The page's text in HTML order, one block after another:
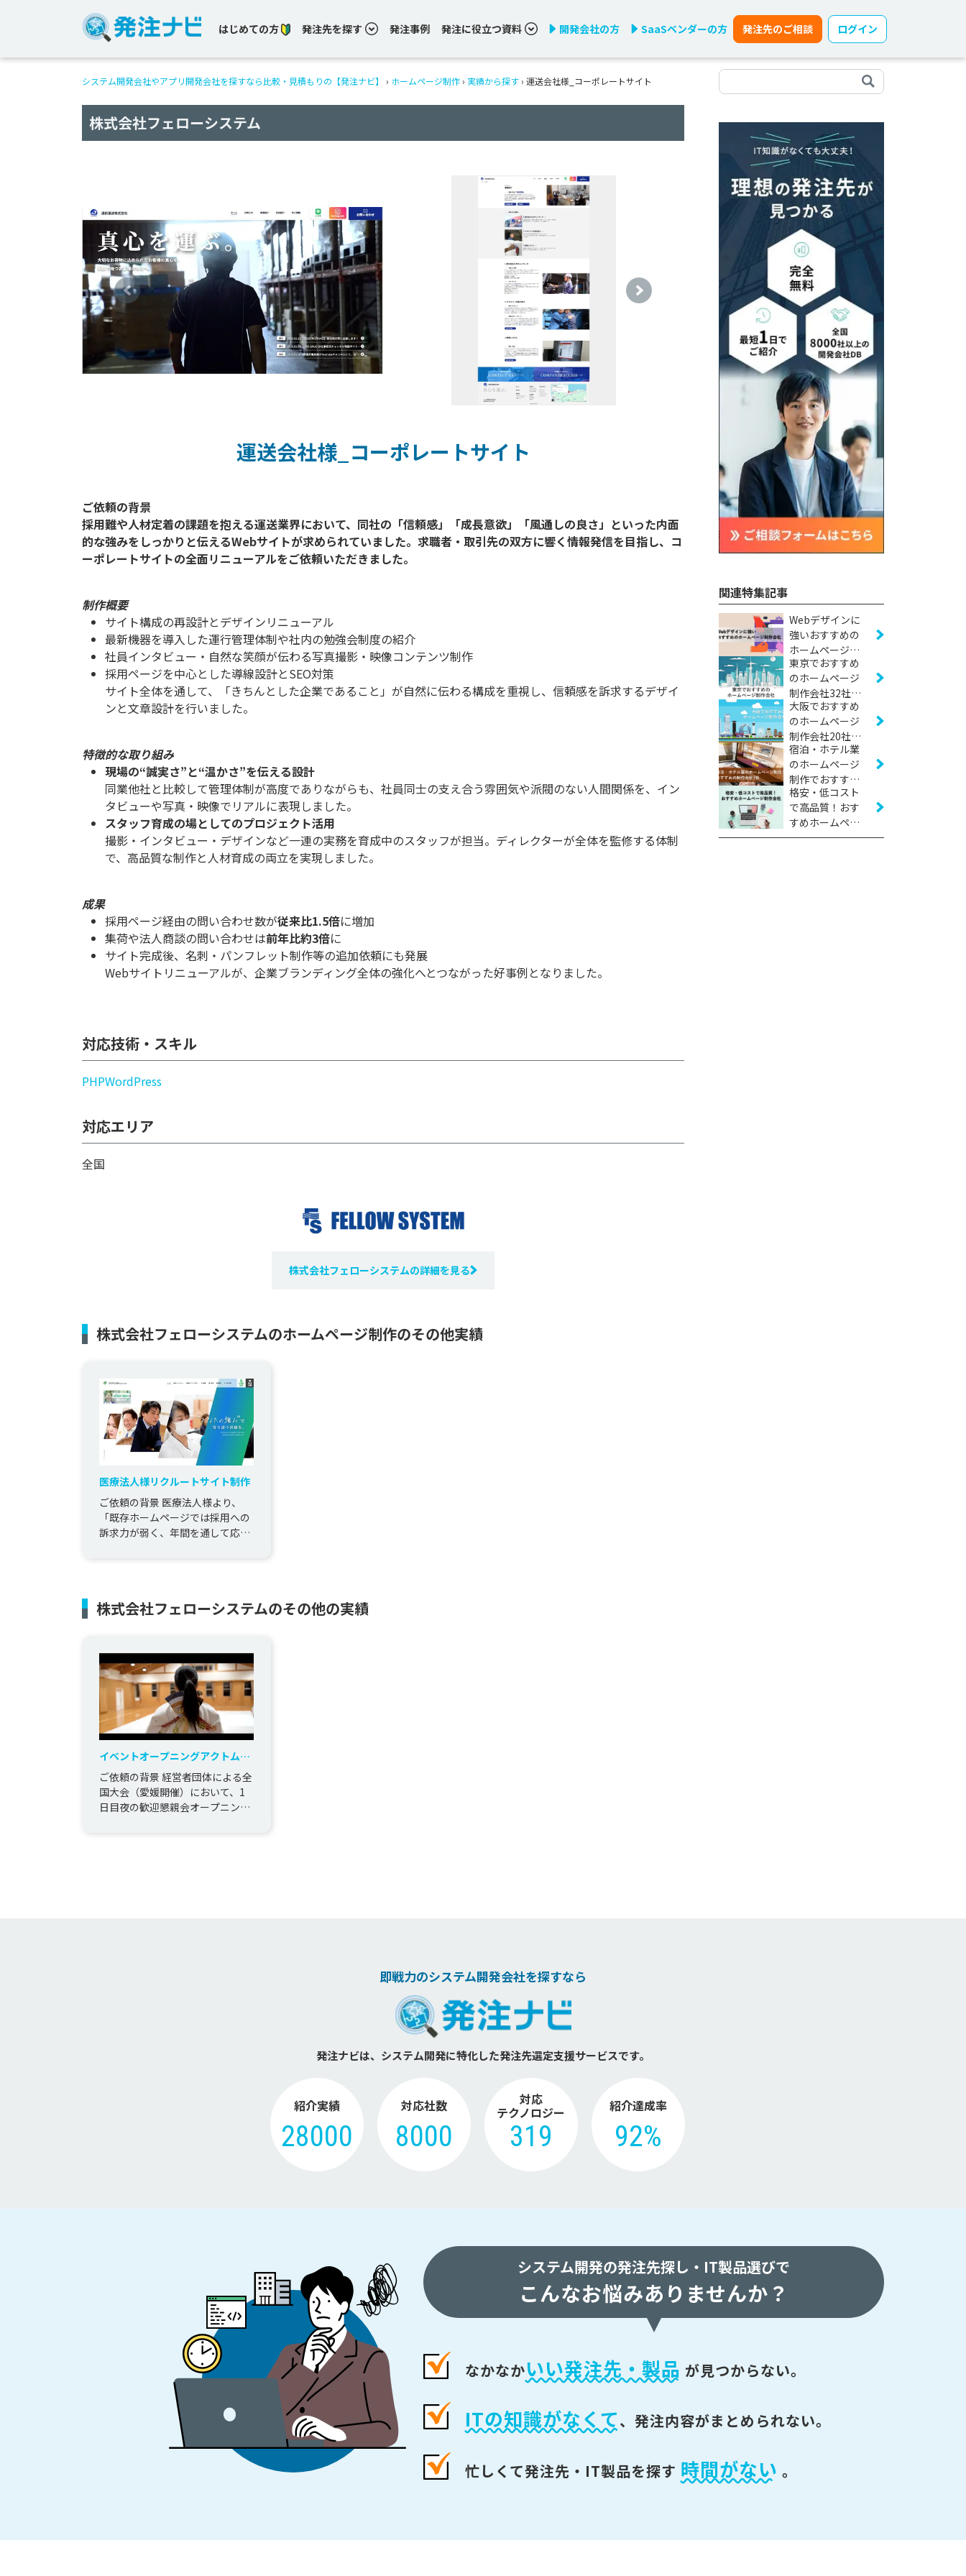
はじめての方 発注先を探す 発注事例 発注に役立つ資料 開発会社の方 SaaSベンダーの方 発注先のご相談 ログイン
システム開発会社やアプリ開発会社を探すなら比較・見積もりの【発注ナビ】 › ホームページ制作 › 実績から探す › 運送会社様_コーポレートサイト
株式会社フェローシステム
運送会社様_コーポレートサイト
ご依頼の背景
採用難や人材定着の課題を抱える運送業界において、同社の「信頼感」「成長意欲」「風通しの良さ」といった内面
的な強みをしっかりと伝えるWebサイトが求められていました。求職者・取引先の双方に響く情報発信を目指し、コ
制作概要
サイト構成の再設計とデザインリニューアル
最新機器を導入した運行管理体制や社内の勉強会制度の紹介
社員インタビュー・自然な笑顔が伝わる写真撮影・映像コンテンツ制作
採用ページを中心とした導線設計とSEO対策
サイト全体を通して、「きちんとした企業であること」が自然に伝わる構成を重視し、信頼感を訴求するデザイ
ンと文章設計を行いました。
特徴的な取り組み
現場の“誠実さ”と“温かさ”を伝える設計
同業他社と比較して管理体制が高度でありながらも、社員同士の支え合う雰囲気や派閥のない人間関係を、イン
タビューや写真・映像でリアルに表現しました。
スタッフ育成の場としてのプロジェクト活用
撮影・インタビュー・デザインなど一連の実務を育成中のスタッフが担当。ディレクターが全体を監修する体制
で、高品質な制作と人材育成の両立を実現しました。
成果
採用ページ経由の問い合わせ数が従来比1.5倍に増加
集荷や法人商談の問い合わせは前年比約3倍に
サイト完成後、名刺・パンフレット制作等の追加依頼にも発展
Webサイトリニューアルが、企業ブランディング全体の強化へとつながった好事例となりました。
対応技術・スキル
PHPWordPress
対応エリア
全国
株式会社フェローシステムの詳細を見る
株式会社フェローシステムのホームページ制作のその他実績
医療法人様リクルートサイト制作
ご依頼の背景 医療法人様より、
「既存ホームページでは採用への
訴求力が弱く、年間を通して応募
伺い、採用力の強化を目的とした
株式会社フェローシステムのその他の実績
イベントオープニングアクトムー
ビー＋当日会場の様子
ご依頼の背景 経営者団体による全
国大会（愛媛開催）において、1
日目夜の歓迎懇親会オープニング
た。地元らしさを活かした印象
関連特集記事
Webデザインに
強いおすすめの
ホームページ制
作会社22社
【2026年版】
東京でおすすめ
のホームページ
制作会社32社
【2026年版】
大阪でおすすめ
のホームページ
制作会社20社
【2026年版】
宿泊・ホテル業
のホームページ
制作でおすすめ
の制作会社7社
【2026年版】
格安・低コスト
で高品質！おす
すめホームペー
ジ制作会社17社
即戦力のシステム開発会社を探すなら
発注ナビは、システム開発に特化した発注先選定支援サービスです。
紹介実績
28000
対応社数
8000
対応
テクノロジー
319
紹介達成率
92%
システム開発の発注先探し・ IT製品選びで
こんなお悩みありませんか？
なかなかいい発注先・製品 が見つからない。
ITの知識がなくて、 発注内容がまとめられない。
忙しくて発注先・IT製品を探す 時間がない 。